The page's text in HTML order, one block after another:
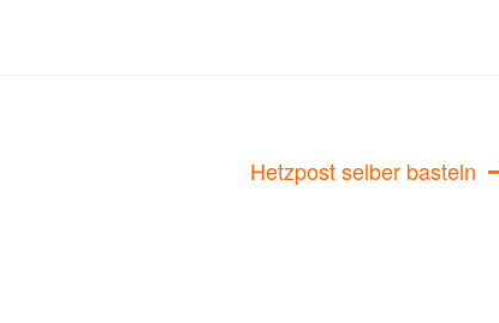
Nächster
Hetzpost selber basteln